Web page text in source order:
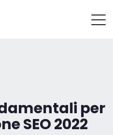
per
SEO 2022